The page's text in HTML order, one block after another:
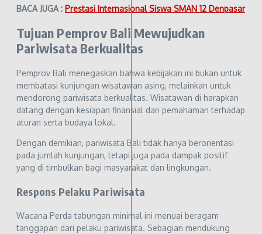
BACA JUGA : Prestasi Internasional Siswa SMAN 12 Denpasar
Tujuan Pemprov Bali Mewujudkan
Pariwisata Berkualitas
Pemprov Bali menegaskan bahwa kebijakan ini bukan untuk
membatasi kunjungan wisatawan asing, melainkan untuk
mendorong pariwisata berkualitas. Wisatawan di harapkan
datang dengan kesiapan finansial dan pemahaman terhadap
aturan serta budaya lokal.
Dengan demikian, pariwisata Bali tidak hanya berorientasi
pada jumlah kunjungan, tetapi juga pada dampak positif
yang di timbulkan bagi masyarakat dan lingkungan.
Respons Pelaku Pariwisata
Wacana Perda tabungan minimal ini menuai beragam
tanggapan dari pelaku pariwisata. Sebagian mendukung